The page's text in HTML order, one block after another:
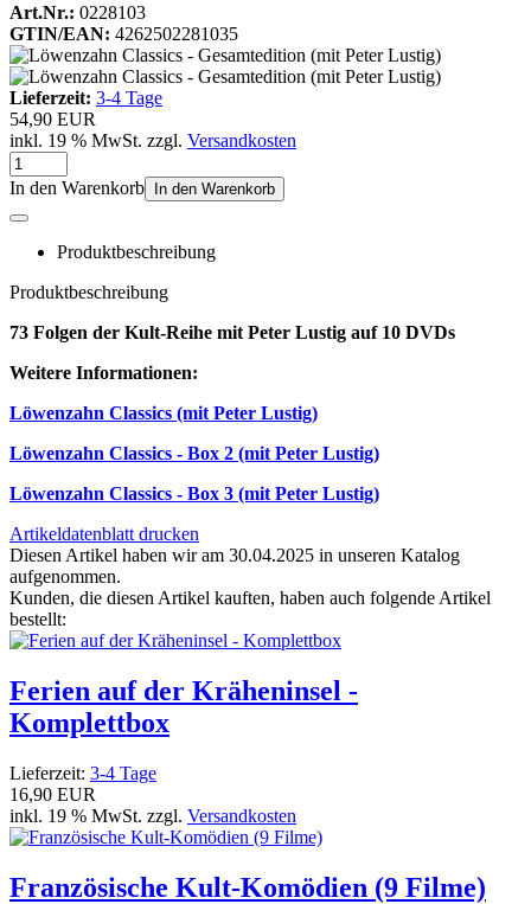
Art.Nr.: 0228103
GTIN/EAN: 4262502281035
Lieferzeit: 3-4 Tage
54,90 EUR
inkl. 19 % MwSt. zzgl. Versandkosten
In den Warenkorb In den Warenkorb
Produktbeschreibung
Produktbeschreibung
73 Folgen der Kult-Reihe mit Peter Lustig auf 10 DVDs
Weitere Informationen:
Löwenzahn Classics (mit Peter Lustig)
Löwenzahn Classics - Box 2 (mit Peter Lustig)
Löwenzahn Classics - Box 3 (mit Peter Lustig)
Artikeldatenblatt drucken
Diesen Artikel haben wir am 30.04.2025 in unseren Katalog
aufgenommen.
Kunden, die diesen Artikel kauften, haben auch folgende Artikel
bestellt:
Ferien auf der Kräheninsel -
Komplettbox
Lieferzeit: 3-4 Tage
16,90 EUR
inkl. 19 % MwSt. zzgl. Versandkosten
Französische Kult-Komödien (9 Filme)